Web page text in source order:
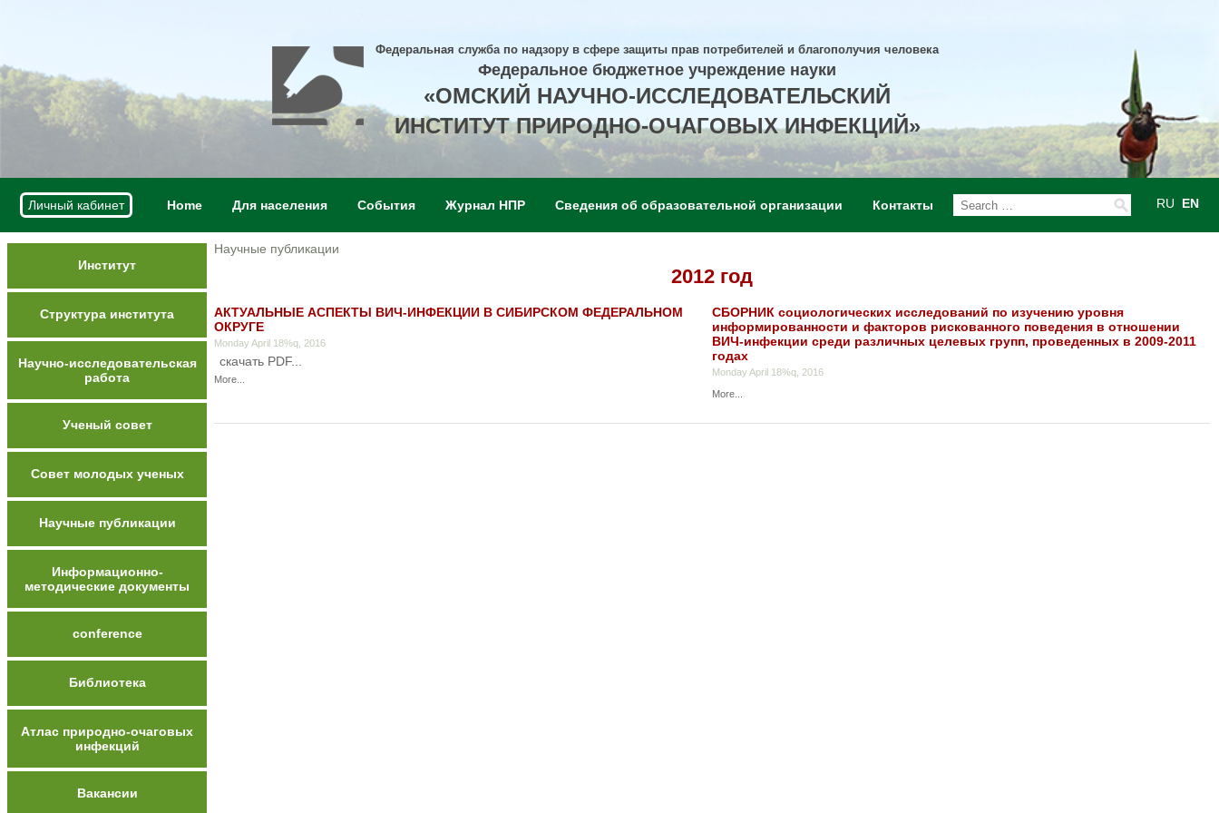
Федеральная служба по надзору в сфере защиты прав потребителей и благополучия человека
Федеральное бюджетное учреждение науки
«ОМСКИЙ НАУЧНО-ИССЛЕДОВАТЕЛЬСКИЙ
ИНСТИТУТ ПРИРОДНО-ОЧАГОВЫХ ИНФЕКЦИЙ»
Личный кабинет RU EN
Home Для населения События Журнал НПР Сведения об образовательной организации Контакты
Институт
Структура института
Научно-исследовательская
работа
Ученый совет
Совет молодых ученых
Научные публикации
Информационно-
методические документы
conference
Библиотека
Атлас природно-очаговых
инфекций
Вакансии
Научные публикации
2012 год
АКТУАЛЬНЫЕ АСПЕКТЫ ВИЧ-ИНФЕКЦИИ В СИБИРСКОМ ФЕДЕРАЛЬНОМ
ОКРУГЕ
Monday April 18%q, 2016
скачать PDF...
More...
СБОРНИК социологических исследований по изучению уровня
информированности и факторов рискованного поведения в отношении
ВИЧ-инфекции среди различных целевых групп, проведенных в 2009-2011
годах
Monday April 18%q, 2016
More...